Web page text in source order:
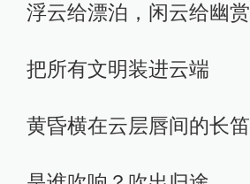
浮云给漂泊，闲云给幽赏
把所有文明装进云端
黄昏横在云层唇间的长笛